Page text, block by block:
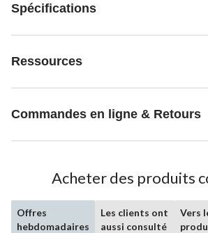
Spécifications
Ressources
Commandes en ligne & Retours
Acheter des produits
Offres
hebdomadaires
Les clients ont
aussi consulté
Vers